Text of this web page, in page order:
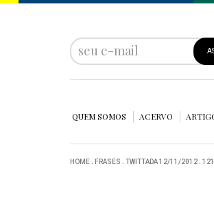
QUEM SOMOS ACERVO
HOME FRASES TWITTADA 12/11/2012